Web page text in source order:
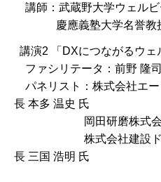
講師：武蔵野大学ウェル
慶應義塾大学名誉教
講演2 「DXにつながるウェ
ファシリテータ：前野 隆
パネリスト：株式会社エ
長 本多 温史 氏
岡田研磨株式会社 専
株式会社建設ドット
長 三国 浩明 氏